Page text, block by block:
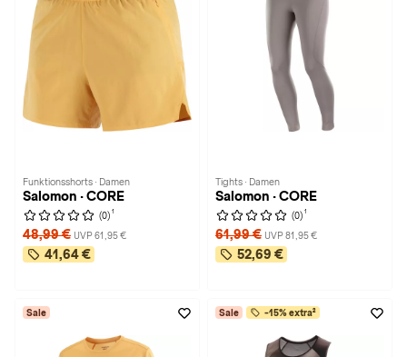
Funktionsshorts · Damen
Salomon · CORE
(0) 1
48,99 € UVP 61,95 €
41,64 €
Tights · Damen
Salomon · CORE
(0) 1
61,99 € UVP 81,95 €
52,69 €
Sale Sale -15% extra²